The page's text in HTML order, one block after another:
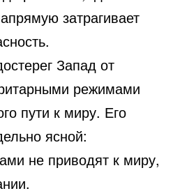
затрагивает
Запад от
режимами
пути к миру. Его
ясной:
не приводят к миру,